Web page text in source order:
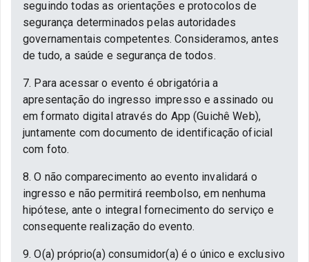
seguindo todas as orientações e protocolos de
segurança determinados pelas autoridades
governamentais competentes. Consideramos, antes
de tudo, a saúde e segurança de todos.
7. Para acessar o evento é obrigatória a
apresentação do ingresso impresso e assinado ou
em formato digital através do App (Guichê Web),
juntamente com documento de identificação oficial
com foto.
8. O não comparecimento ao evento invalidará o
ingresso e não permitirá reembolso, em nenhuma
hipótese, ante o integral fornecimento do serviço e
consequente realização do evento.
9. O(a) próprio(a) consumidor(a) é o único e exclusivo